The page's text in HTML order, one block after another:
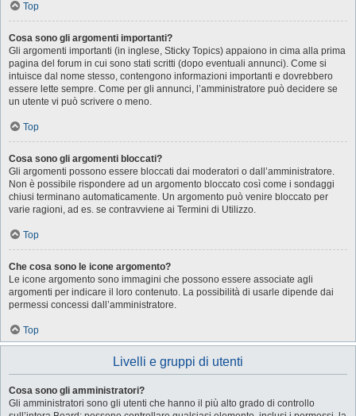
Top
Cosa sono gli argomenti importanti?
Gli argomenti importanti (in inglese, Sticky Topics) appaiono in cima alla prima
pagina del forum in cui sono stati scritti (dopo eventuali annunci). Come si
intuisce dal nome stesso, contengono informazioni importanti e dovrebbero
essere lette sempre. Come per gli annunci, l’amministratore può decidere se
un utente vi può scrivere o meno.
Top
Cosa sono gli argomenti bloccati?
Gli argomenti possono essere bloccati dai moderatori o dall’amministratore.
Non è possibile rispondere ad un argomento bloccato così come i sondaggi
chiusi terminano automaticamente. Un argomento può venire bloccato per
varie ragioni, ad es. se contravviene ai Termini di Utilizzo.
Top
Che cosa sono le icone argomento?
Le icone argomento sono immagini che possono essere associate agli
argomenti per indicare il loro contenuto. La possibilità di usarle dipende dai
permessi concessi dall’amministratore.
Top
Livelli e gruppi di utenti
Cosa sono gli amministratori?
Gli amministratori sono gli utenti che hanno il più alto grado di controllo